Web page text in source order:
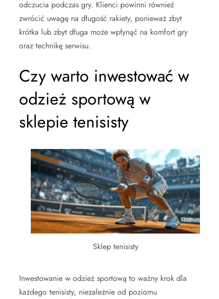
odczucia podczas gry. Klienci powinni również
zwrócić uwagę na długość rakiety, ponieważ zbyt
krótka lub zbyt długa może wpłynąć na komfort gry
oraz technikę serwisu.
Czy warto inwestować w
odzież sportową w
sklepie tenisisty
Sklep tenisisty
Inwestowanie w odzież sportową to ważny krok dla
każdego tenisisty, niezależnie od poziomu